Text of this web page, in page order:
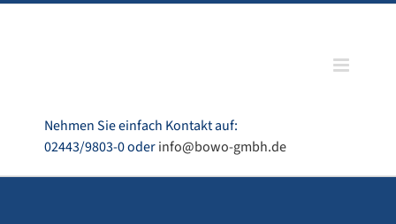
Zum
Nehmen Sie einfach Kontakt auf:
02443/9803-0 oderinfo@bowo-gmbh.de